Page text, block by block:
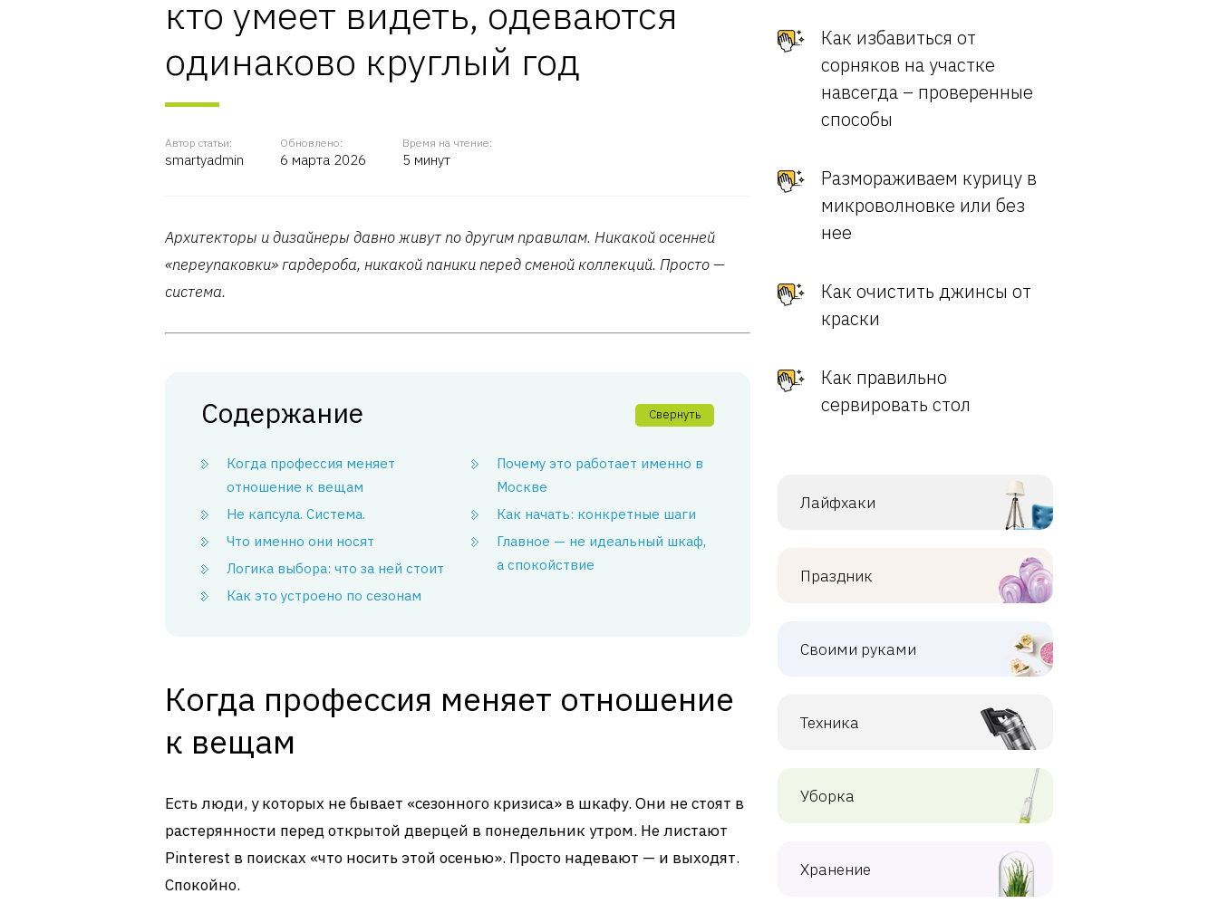
кто умеет видеть, одеваются
одинаково круглый год
Автор статьи:
smartyadmin
Обновлено:
6 марта 2026
Время на чтение:
5 минут
Архитекторы и дизайнеры давно живут по другим правилам. Никакой осенней
«переупаковки» гардероба, никакой паники перед сменой коллекций. Просто —
система.
Содержание Свернуть
Когда профессия меняет
отношение к вещам
Не капсула. Система.
Что именно они носят
Логика выбора: что за ней стоит
Как это устроено по сезонам
Почему это работает именно в
Москве
Как начать: конкретные шаги
Главное — не идеальный шкаф,
а спокойствие
Когда профессия меняет отношение
к вещам
Есть люди, у которых не бывает «сезонного кризиса» в шкафу. Они не стоят в
растерянности перед открытой дверцей в понедельник утром. Не листают
Pinterest в поисках «что носить этой осенью». Просто надевают — и выходят.
Спокойно.
Как избавиться от
сорняков на участке
навсегда – проверенные
способы
Размораживаем курицу в
микроволновке или без
нее
Как очистить джинсы от
краски
Как правильно
сервировать стол
Лайфхаки
Праздник
Своими руками
Техника
Уборка
Хранение